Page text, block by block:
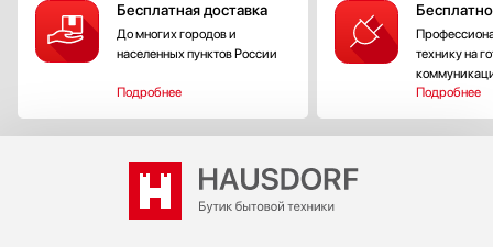
Бесплатная доставка
До многих городов и
населенных пунктов России
Подробнее
технику на
Подробнее